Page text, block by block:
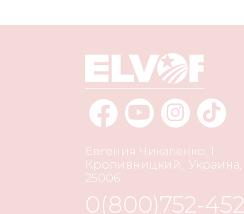
Евгения Чикаленко, 1
Кропивницкий
Украина
25006
0(800)752-452